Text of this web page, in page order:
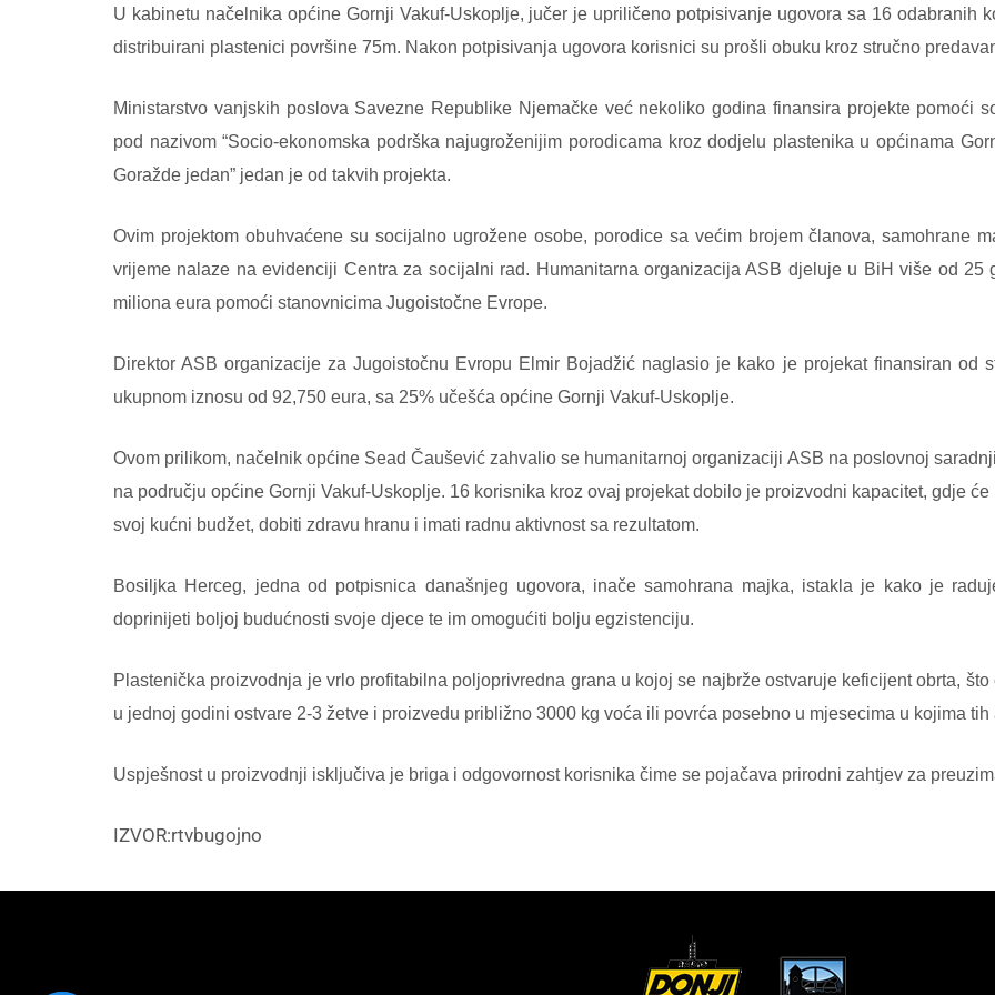
U kabinetu načelnika općine Gornji Vakuf-Uskoplje, jučer je upriličeno potpisivanje ugovora sa 16 odabranih
distribuirani plastenici površine 75m. Nakon potpisivanja ugovora korisnici su prošli obuku kroz stručno
Ministarstvo vanjskih poslova Savezne Republike Njemačke već nekoliko godina finansira projekte pomoći
pod nazivom “Socio-ekonomska podrška najugroženijim porodicama kroz dodjelu plastenika u općinama
Goražde jedan” jedan je od takvih projekta.
Ovim projektom obuhvaćene su socijalno ugrožene osobe, porodice sa većim brojem članova, samohrane
vrijeme nalaze na evidenciji Centra za socijalni rad. Humanitarna organizacija ASB djeluje u BiH više od
miliona eura pomoći stanovnicima Jugoistočne Evrope.
Direktor ASB organizacije za Jugoistočnu Evropu Elmir Bojadžić naglasio je kako je projekat finansiran od
ukupnom iznosu od 92,750 eura, sa 25% učešća općine Gornji Vakuf-Uskoplje.
Ovom prilikom, načelnik općine Sead Čaušević zahvalio se humanitarnoj organizaciji ASB na poslovnoj
na području općine Gornji Vakuf-Uskoplje. 16 korisnika kroz ovaj projekat dobilo je proizvodni kapacitet, gdje
svoj kućni budžet, dobiti zdravu hranu i imati radnu aktivnost sa rezultatom.
Bosiljka Herceg, jedna od potpisnica današnjeg ugovora, inače samohrana majka, istakla je kako je
doprinijeti boljoj budućnosti svoje djece te im omogućiti bolju egzistenciju.
Plastenička proizvodnja je vrlo profitabilna poljoprivredna grana u kojoj se najbrže ostvaruje keficijent obrta,
u jednoj godini ostvare 2-3 žetve i proizvedu približno 3000 kg voća ili povrća posebno u mjesecima u kojima tih
Uspješnost u proizvodnji isključiva je briga i odgovornost korisnika čime se pojačava prirodni zahtjev za
IZVOR:rtvbugojno